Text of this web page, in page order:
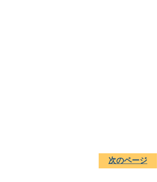
次のページ